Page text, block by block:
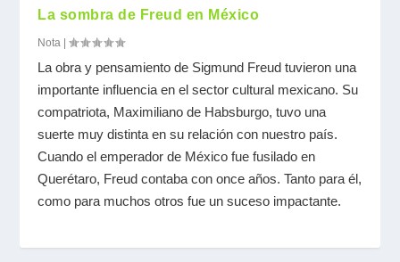
La sombra de Freud en México
Nota |
La obra y pensamiento de Sigmund Freud tuvieron una
importante influencia en el sector cultural mexicano. Su
compatriota, Maximiliano de Habsburgo, tuvo una
suerte muy distinta en su relación con nuestro país.
Cuando el emperador de México fue fusilado en
Querétaro, Freud contaba con once años. Tanto para él,
como para muchos otros fue un suceso impactante.